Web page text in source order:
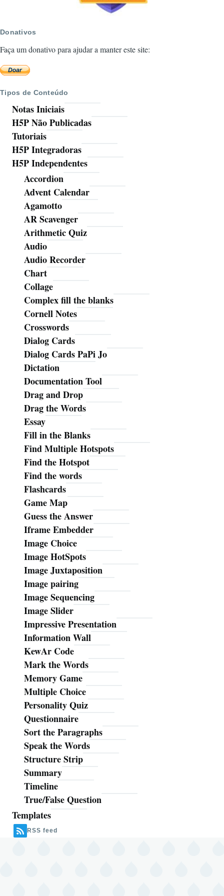
Donativos
Faça um donativo para ajudar a manter este site:
Tipos de Conteúdo
Notas Iniciais
H5P Não Publicadas
Tutoriais
H5P Integradoras
H5P Independentes
Accordion
Advent Calendar
Agamotto
AR Scavenger
Arithmetic Quiz
Audio
Audio Recorder
Chart
Collage
Complex fill the blanks
Cornell Notes
Crosswords
Dialog Cards
Dialog Cards PaPi Jo
Dictation
Documentation Tool
Drag and Drop
Drag the Words
Essay
Fill in the Blanks
Find Multiple Hotspots
Find the Hotspot
Find the words
Flashcards
Game Map
Guess the Answer
Iframe Embedder
Image Choice
Image HotSpots
Image Juxtaposition
Image pairing
Image Sequencing
Image Slider
Impressive Presentation
Information Wall
KewAr Code
Mark the Words
Memory Game
Multiple Choice
Personality Quiz
Questionnaire
Sort the Paragraphs
Speak the Words
Structure Strip
Summary
Timeline
True/False Question
Templates
RSS feed